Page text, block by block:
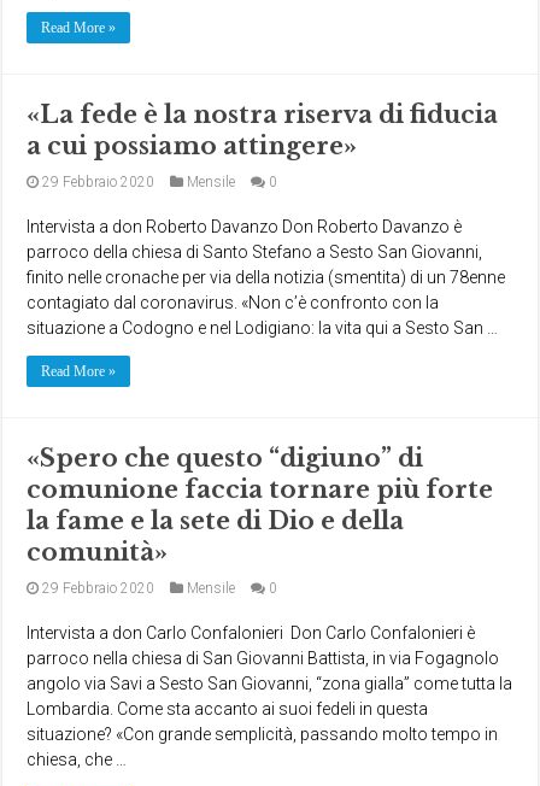
Read More »
«La fede è la nostra riserva di fiducia
a cui possiamo attingere»
29 Febbraio 2020 Mensile 0
Intervista a don Roberto Davanzo Don Roberto Davanzo è
parroco della chiesa di Santo Stefano a Sesto San Giovanni,
finito nelle cronache per via della notizia (smentita) di un 78enne
contagiato dal coronavirus. «Non c’è confronto con la
situazione a Codogno e nel Lodigiano: la vita qui a Sesto San …
Read More »
«Spero che questo “digiuno” di
comunione faccia tornare più forte
la fame e la sete di Dio e della
comunità»
29 Febbraio 2020 Mensile 0
Intervista a don Carlo Confalonieri Don Carlo Confalonieri è
parroco nella chiesa di San Giovanni Battista, in via Fogagnolo
angolo via Savi a Sesto San Giovanni, “zona gialla” come tutta la
Lombardia. Come sta accanto ai suoi fedeli in questa
situazione? «Con grande semplicità, passando molto tempo in
chiesa, che …